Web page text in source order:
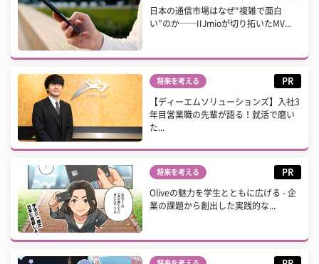
日本の通信市場はなぜ“複雑で面白
い”のか──IIJmioが切り拓いたMV...
将来を考える PR
【ディーエムソリューションズ】入社3
年目営業職の先輩が語る！就活で磨い
た...
将来を考える PR
Oliveの魅力を学生とともに広げる - 企
業の課題から創出した実践的な...